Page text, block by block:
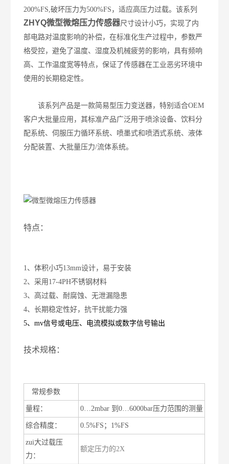
200%FS,破坏压力为500%FS ，适应高压力过载。该系列
ZHYQ微型微熔压力传感器尺寸设计小巧，实现了内
部电路对温度影响的补偿，在标准化生产过程中，参数严
格受控，避免了温度、湿度及机械疲劳的影响，具有频响
高、工作温度宽等特点，保证了传感器在工业恶劣环境中
使用的长期稳定性。
该系列产品是一款简易型压力变送器，特别适合OEM
客户大批量应用，其标准产品广泛用于喷涂设备、饮料分
配系统、伺服压力循环系统、喷墨式和喷洒式系统、液体
分配装置、大批量压力/流体系统。
特点：
1、体积小巧13mm设计，易于安装
2、采用 17-4PH不锈钢材料
3、高过载、耐腐蚀、无泄漏隐患
4、长期稳定性好，抗干扰能力强
5、mv信号或电压、电流模拟或数字信号输出
技术规格：
常规参数
量程： 0…2mbar 到0…6000bar压力范围的测量
综合精度： 0.5%FS ； 1%FS
zui大过载压
力：
额定压力的2X